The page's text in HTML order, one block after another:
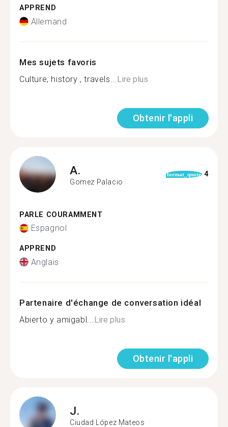
APPREND
Allemand
Mes sujets favoris
Culture, history , travels... Lire plus
Obtenir l'appli
A.
Gomez Palacio
format_quote 4
PARLE COURAMMENT
Espagnol
APPREND
Anglais
Partenaire d'échange de conversation idéal
Abierto y amigabl... Lire plus
Obtenir l'appli
J.
Ciudad López Mateos